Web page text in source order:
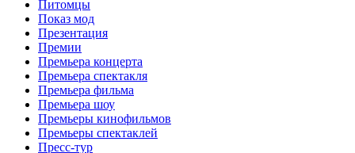
Питомцы
Показ мод
Презентация
Премии
Премьера концерта
Премьера спектакля
Премьера фильма
Премьера шоу
Премьеры кинофильмов
Премьеры спектаклей
Пресс-тур